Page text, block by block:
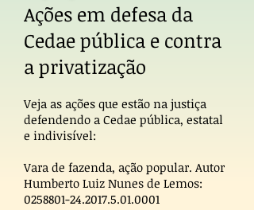
Ações em defesa da
Cedae pública e contra
a privatização
Veja as ações que estão na justiça
defendendo a Cedae pública, estatal
e indivisível:
Vara de fazenda, ação popular. Autor
Humberto Luiz Nunes de Lemos:
0258801-24.2017.5.01.0001